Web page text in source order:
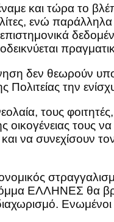
και τώρα το
ενώ
δεν θεωρούν
Πολιτείας την
τους
οικογένειας τους
να συνεχίσουν
ΕΛΛΗΝΕΣ θα